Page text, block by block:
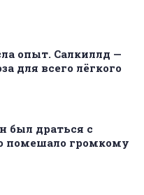
опыт. Салкиллд —
для всего лёгкого
был драться с
помешало громкому